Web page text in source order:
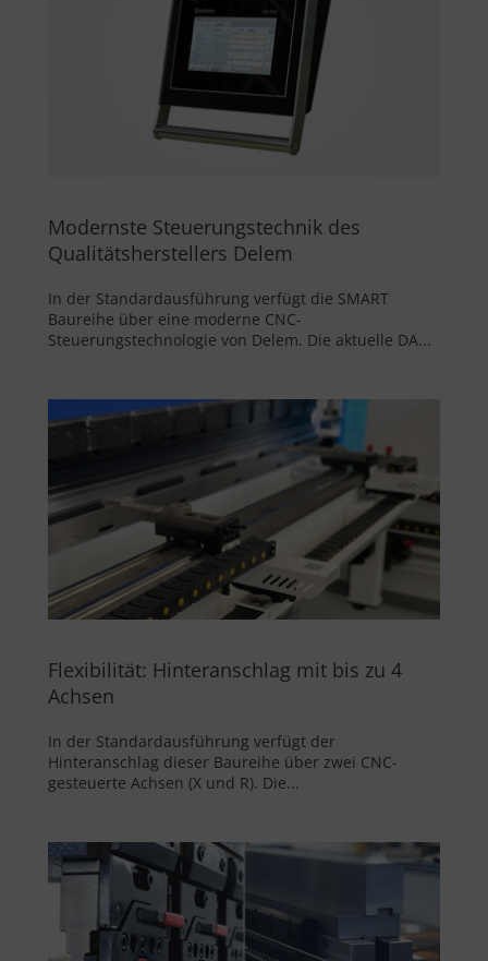
Modernste Steuerungstechnik des
Qualitätsherstellers Delem
In der Standardausführung verfügt die SMART
Baureihe über eine moderne CNC-
Steuerungstechnologie von Delem. Die aktuelle DA...
Flexibilität: Hinteranschlag mit bis zu 4
Achsen
In der Standardausführung verfügt der
Hinteranschlag dieser Baureihe über zwei CNC-
gesteuerte Achsen (X und R). Die...